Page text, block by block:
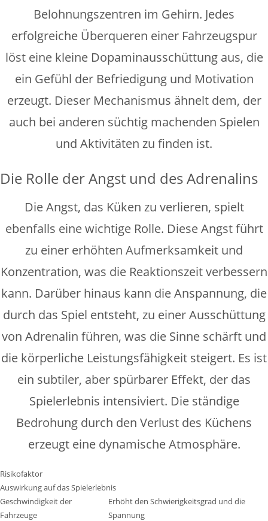
Belohnungszentren im Gehirn. Jedes
erfolgreiche Überqueren einer Fahrzeugspur
löst eine kleine Dopaminausschüttung aus, die
ein Gefühl der Befriedigung und Motivation
erzeugt. Dieser Mechanismus ähnelt dem, der
auch bei anderen süchtig machenden Spielen
und Aktivitäten zu finden ist.
Die Rolle der Angst und des Adrenalins
Die Angst, das Küken zu verlieren, spielt
ebenfalls eine wichtige Rolle. Diese Angst führt
zu einer erhöhten Aufmerksamkeit und
Konzentration, was die Reaktionszeit verbessern
kann. Darüber hinaus kann die Anspannung, die
durch das Spiel entsteht, zu einer Ausschüttung
von Adrenalin führen, was die Sinne schärft und
die körperliche Leistungsfähigkeit steigert. Es ist
ein subtiler, aber spürbarer Effekt, der das
Spielerlebnis intensiviert. Die ständige
Bedrohung durch den Verlust des Küchens
erzeugt eine dynamische Atmosphäre.
Risikofaktor
Auswirkung auf das Spielerlebnis
Geschwindigkeit der
Fahrzeuge
Erhöht den Schwierigkeitsgrad und die
Spannung